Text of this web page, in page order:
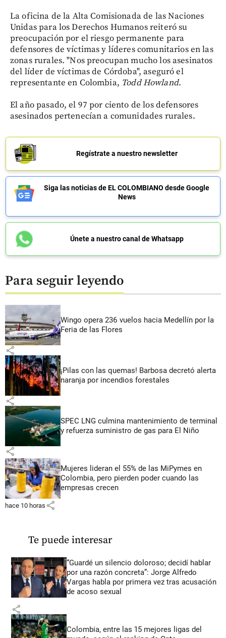
La oficina de la Alta Comisionada de las Naciones
Unidas para los Derechos Humanos reiteró su
preocupación por el riesgo permanente para
defensores de víctimas y líderes comunitarios en las
zonas rurales. "Nos preocupan mucho los asesinatos
del líder de víctimas de Córdoba", aseguró el
representante en Colombia, Todd Howland.
El año pasado, el 97 por ciento de los defensores
asesinados pertenecían a comunidades rurales.
Regístrate a nuestro newsletter
Siga las noticias de EL COLOMBIANO desde Google
News
Únete a nuestro canal de Whatsapp
Para seguir leyendo
Wingo opera 236 vuelos hacia Medellín por la
Feria de las Flores
share
¡Pilas con las quemas! Barbosa decretó alerta
naranja por incendios forestales
share
SPEC LNG culmina mantenimiento de terminal
y refuerza suministro de gas para El Niño
share
Mujeres lideran el 55% de las MiPymes en
Colombia, pero pierden poder cuando las
empresas crecen
hace 10 horas share
Te puede interesar
“Guardé un silencio doloroso; decidí hablar
por una razón concreta”: Jorge Alfredo
Vargas habla por primera vez tras acusación
de acoso sexual
share
Colombia, entre las 15 mejores ligas del